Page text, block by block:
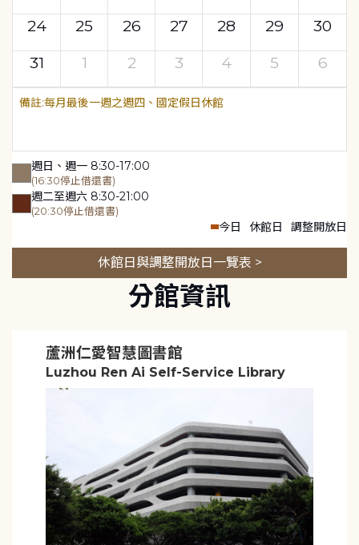
24
25 26 27 28 29
30
31
1 2 3 4 5 6
每月最後一週之週四、國定假日休館
週日、週一 8:30-17:00
(16:30停止借還書)
週二至週六 8:30-21:00
(20:30停止借還書)
今日 休館日 調整開放日
休館日與調整開放日一覽表 >
分館資訊
蘆洲仁愛智慧圖書館
Luzhou Ren Ai Self-Service Library